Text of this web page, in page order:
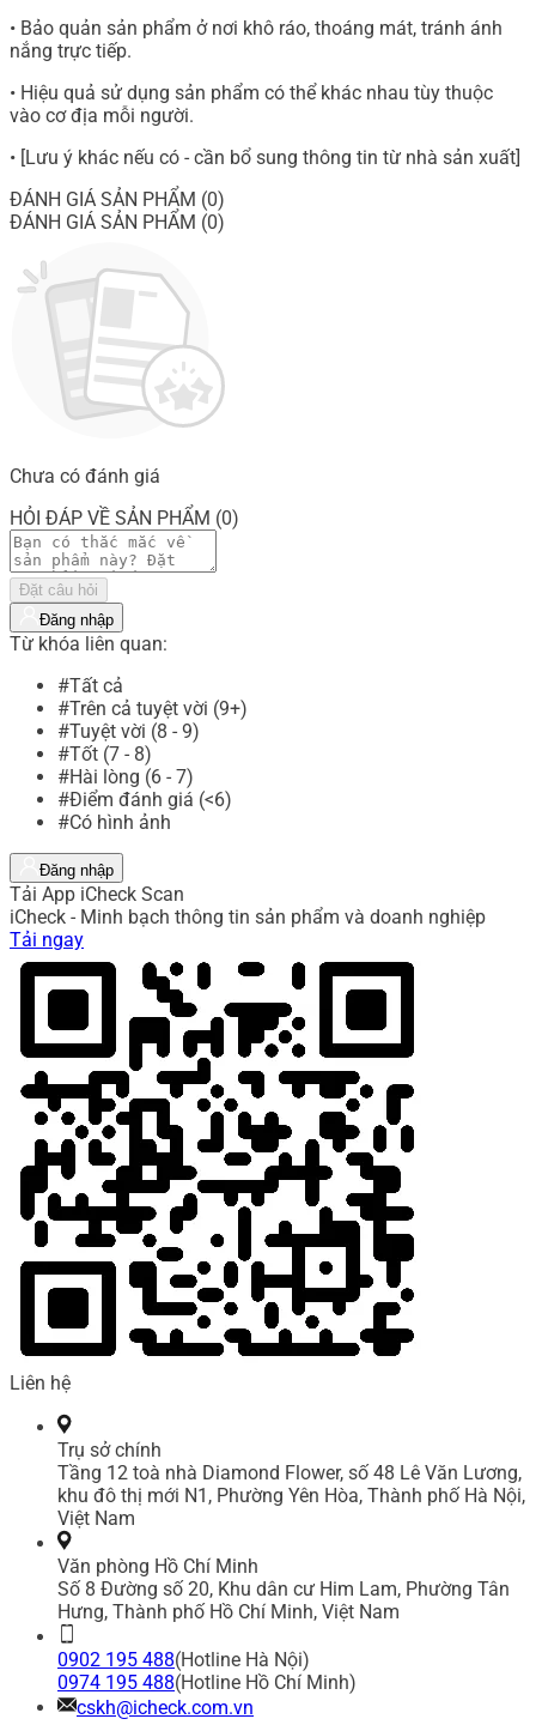
• Bảo quản sản phẩm ở nơi khô ráo, thoáng mát, tránh ánh
nắng trực tiếp.
• Hiệu quả sử dụng sản phẩm có thể khác nhau tùy thuộc
vào cơ địa mỗi người.
• [Lưu ý khác nếu có - cần bổ sung thông tin từ nhà sản xuất]
ĐÁNH GIÁ SẢN PHẨM (0)
ĐÁNH GIÁ SẢN PHẨM (0)
Chưa có đánh giá
HỎI ĐÁP VỀ SẢN PHẨM (0)
Đặt câu hỏi
Đăng nhập
Từ khóa liên quan:
#Tất cả
#Trên cả tuyệt vời (9+)
#Tuyệt vời (8 - 9)
#Tốt (7 - 8)
#Hài lòng (6 - 7)
#Điểm đánh giá (<6)
#Có hình ảnh
Đăng nhập
Tải App iCheck Scan
iCheck - Minh bạch thông tin sản phẩm và doanh nghiệp
Tải ngay
Liên hệ
Trụ sở chính
Tầng 12 toà nhà Diamond Flower, số 48 Lê Văn Lương,
khu đô thị mới N1, Phường Yên Hòa, Thành phố Hà Nội,
Việt Nam
Văn phòng Hồ Chí Minh
Số 8 Đường số 20, Khu dân cư Him Lam, Phường Tân
Hưng, Thành phố Hồ Chí Minh, Việt Nam
0902 195 488(Hotline Hà Nội)
0974 195 488(Hotline Hồ Chí Minh)
cskh@icheck.com.vn